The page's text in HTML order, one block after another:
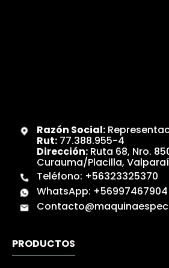
Razón Social:
Rut:77.388.955-4
Dirección:Ruta 68, Nro.
Curauma/Placilla,
Teléfono: +56323325370
WhatsApp: +56997467904
PRODUCTOS